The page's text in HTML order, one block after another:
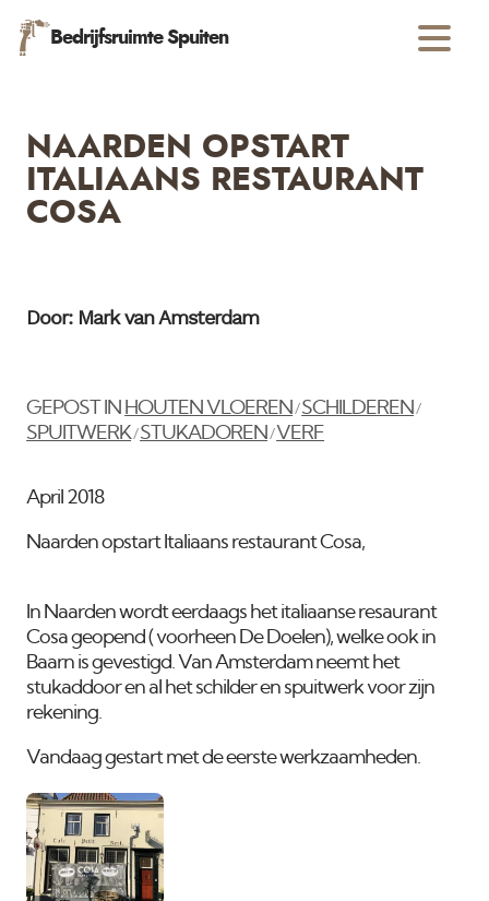
Bedrijfsruimte Spuiten
NAARDEN OPSTART
ITALIAANS RESTAURANT
COSA
Door: Mark van Amsterdam
GEPOST IN HOUTEN VLOEREN /SCHILDEREN /
SPUITWERK/STUKADOREN /VERF
April 2018
Naarden opstart Italiaans restaurant Cosa,
In Naarden wordt eerdaags het italiaanse resaurant
Cosa geopend ( voorheen De Doelen), welke ook in
Baarn is gevestigd. Van Amsterdam neemt het
stukaddoor en al het schilder en spuitwerk voor zijn
rekening.
Vandaag gestart met de eerste werkzaamheden.